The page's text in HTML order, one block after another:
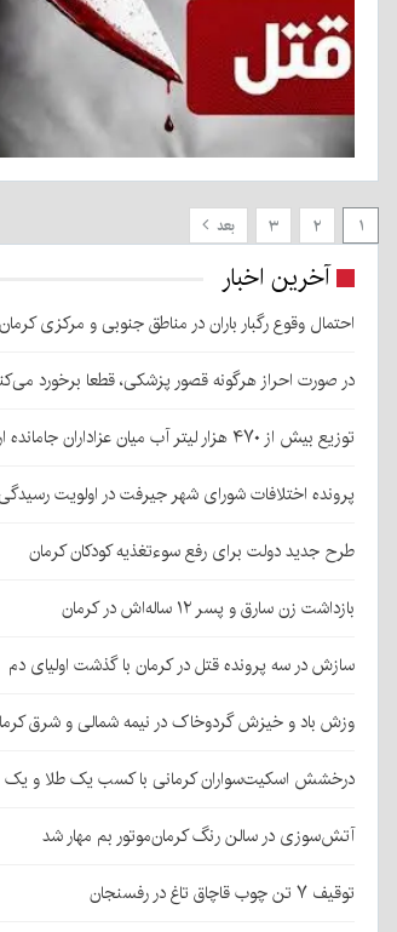
۱ ۲ ۳ بعد
آخرین اخبار
احتمال وقوع رگبار باران در مناطق جنوبی و مرکزی کرمان
در صورت احراز هرگونه قصور پزشکی، قطعا برخورد
توزیع بیش از ۴۷۰ هزار لیتر آب میان عزاداران جامانده اربعین در کرمان
پرونده اختلافات شورای شهر جیرفت در اولویت
طرح جدید دولت برای رفع سوءتغذیه کودکان کرمان
بازداشت زن سارق و پسر ۱۲ ساله‌اش در کرمان
سازش در سه پرونده قتل در کرمان با گذشت اولیای دم
وزش باد و خیزش گردوخاک در نیمه شمالی و شرق
درخشش اسکیت‌سواران کرمانی با کسب یک طلا و یک
آتش‌سوزی در سالن رنگ کرمان‌موتور بم مهار شد
توقیف ۷ تن چوب قاچاق تاغ در رفسنجان